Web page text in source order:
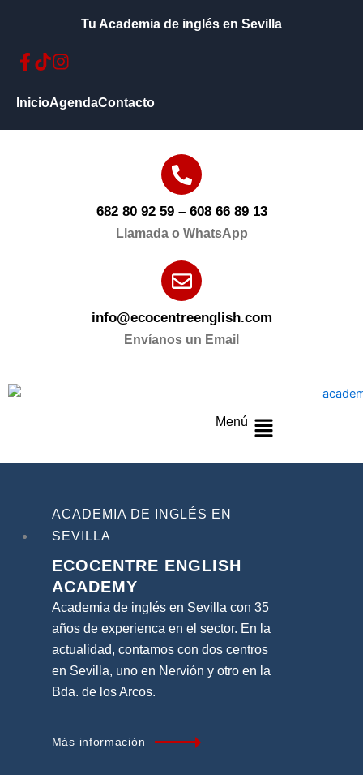
Tu Academia de inglés en Sevilla
InicioAgendaContacto
682 80 92 59 – 608 66 89 13
Llamada o WhatsApp
info@ecocentreenglish.com
Envíanos un Email
MenúMenú
ACADEMIA DE INGLÉS EN
SEVILLA
ECOCENTRE ENGLISH
ACADEMY
Academia de inglés en Sevilla con 35
años de experienca en el sector. En la
actualidad, contamos con dos centros
en Sevilla, uno en Nervión y otro en la
Bda. de los Arcos.
Más información